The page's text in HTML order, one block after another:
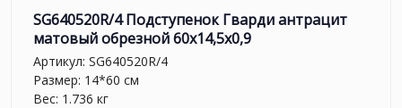
SG640520R/4 Подступенок Гварди антрацит
матовый обрезной 60x14,5x0,9
Артикул: SG640520R/4
Размер: 14*60 см
Вес: 1.736 кг